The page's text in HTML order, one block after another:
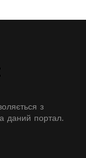
з
даний портал.